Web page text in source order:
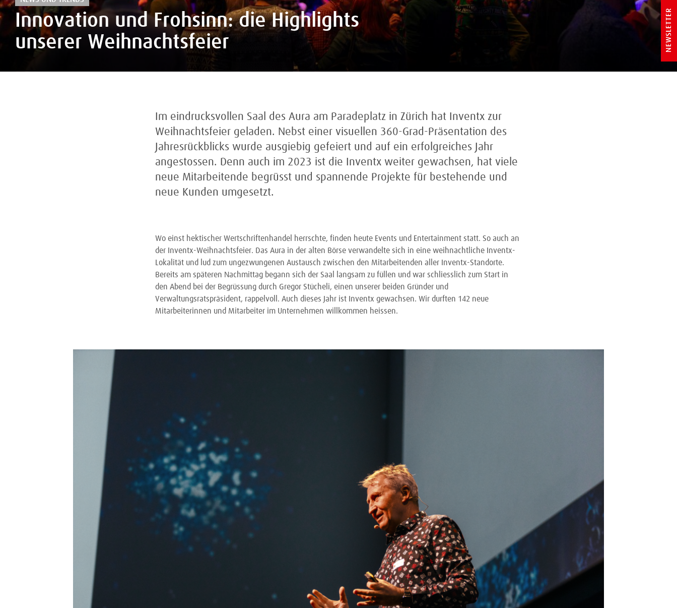
Innovation und Frohsinn: die Highlights
unserer Weihnachtsfeier
Im eindrucksvollen Saal des Aura am Paradeplatz in Zürich hat Inventx zur
Weihnachtsfeier geladen. Nebst einer visuellen 360-Grad-Präsentation des
Jahresrückblicks wurde ausgiebig gefeiert und auf ein erfolgreiches Jahr
angestossen. Denn auch im 2023 ist die Inventx weiter gewachsen, hat viele
neue Mitarbeitende begrüsst und spannende Projekte für bestehende und
neue Kunden umgesetzt.
Wo einst hektischer Wertschriftenhandel herrschte, finden heute Events und Entertainment statt. So auch an
der Inventx-Weihnachtsfeier. Das Aura in der alten Börse verwandelte sich in eine weihnachtliche Inventx-
Lokalität und lud zum ungezwungenen Austausch zwischen den Mitarbeitenden aller Inventx-Standorte.
Bereits am späteren Nachmittag begann sich der Saal langsam zu füllen und war schliesslich zum Start in
den Abend bei der Begrüssung durch Gregor Stücheli, einen unserer beiden Gründer und
Verwaltungsratspräsident, rappelvoll. Auch dieses Jahr ist Inventx gewachsen. Wir durften 142 neue
Mitarbeiterinnen und Mitarbeiter im Unternehmen willkommen heissen.
NEWSLETTER